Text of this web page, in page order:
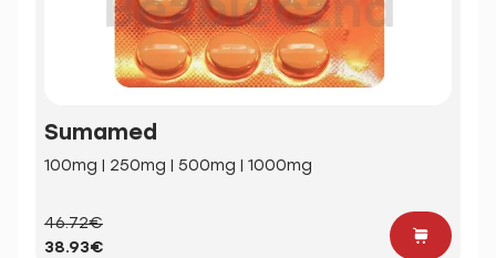
Sumamed
100mg | 250mg | 500mg | 1000mg
46.72€
38.93€